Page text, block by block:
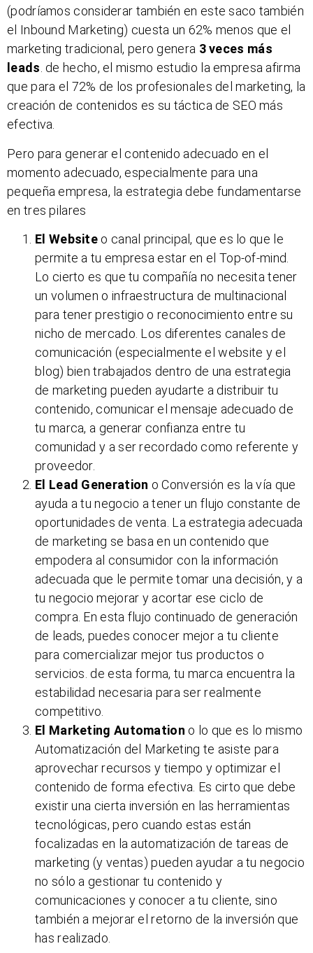
(podríamos considerar también en este saco también
el Inbound Marketing) cuesta un 62% menos que el
marketing tradicional, pero genera 3 veces más
leads. de hecho, el mismo estudio la empresa afirma
que para el 72% de los profesionales del marketing, la
creación de contenidos es su táctica de SEO más
efectiva.
Pero para generar el contenido adecuado en el
momento adecuado, especialmente para una
pequeña empresa, la estrategia debe fundamentarse
en tres pilares
El Website o canal principal, que es lo que le
permite a tu empresa estar en el Top-of-mind.
Lo cierto es que tu compañía no necesita tener
un volumen o infraestructura de multinacional
para tener prestigio o reconocimiento entre su
nicho de mercado. Los diferentes canales de
comunicación (especialmente el website y el
blog) bien trabajados dentro de una estrategia
de marketing pueden ayudarte a distribuir tu
contenido, comunicar el mensaje adecuado de
tu marca, a generar confianza entre tu
comunidad y a ser recordado como referente y
proveedor.
El Lead Generation o Conversión es la vía que
ayuda a tu negocio a tener un flujo constante de
oportunidades de venta. La estrategia adecuada
de marketing se basa en un contenido que
empodera al consumidor con la información
adecuada que le permite tomar una decisión, y a
tu negocio mejorar y acortar ese ciclo de
compra. En esta flujo continuado de generación
de leads, puedes conocer mejor a tu cliente
para comercializar mejor tus productos o
servicios. de esta forma, tu marca encuentra la
estabilidad necesaria para ser realmente
competitivo.
El Marketing Automation o lo que es lo mismo
Automatización del Marketing te asiste para
aprovechar recursos y tiempo y optimizar el
contenido de forma efectiva. Es cirto que debe
existir una cierta inversión en las herramientas
tecnológicas, pero cuando estas están
focalizadas en la automatización de tareas de
marketing (y ventas) pueden ayudar a tu negocio
no sólo a gestionar tu contenido y
comunicaciones y conocer a tu cliente, sino
también a mejorar el retorno de la inversión que
has realizado.